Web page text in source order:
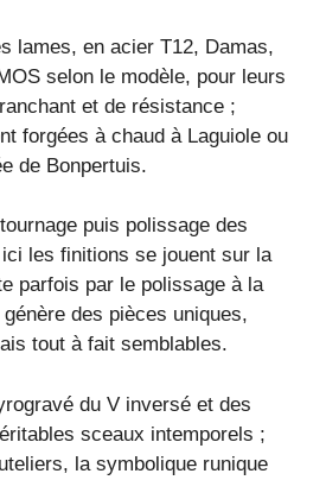
lames, en acier T12, Damas,
selon le modèle, pour leurs
et de résistance ;
forgées à chaud à Laguiole ou
de Bonpertuis.
puis polissage des
les finitions se jouent sur la
parfois par le polissage à la
des pièces uniques,
tout à fait semblables.
du V inversé et des
sceaux intemporels ;
la symbolique runique